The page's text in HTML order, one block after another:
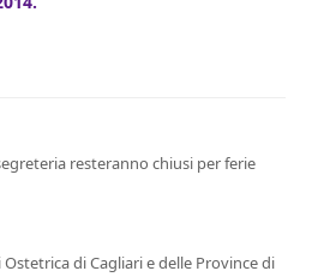
resteranno chiusi per ferie
Ostetrica di Cagliari e delle Province di